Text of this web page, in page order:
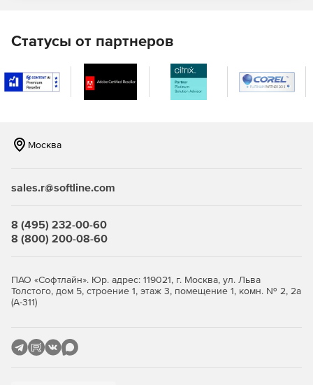
Статусы от партнеров
Москва
sales.r@softline.com
8 (495) 232-00-60
8 (800) 200-08-60
ПАО «Софтлайн». Юр. адрес: 119021, г. Москва, ул. Льва
Толстого, дом 5, строение 1, этаж 3, помещение 1, комн. № 2, 2а
(А-311)